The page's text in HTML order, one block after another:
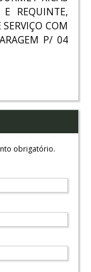
REQUINTE,
COM
P/ 04
obrigatório.